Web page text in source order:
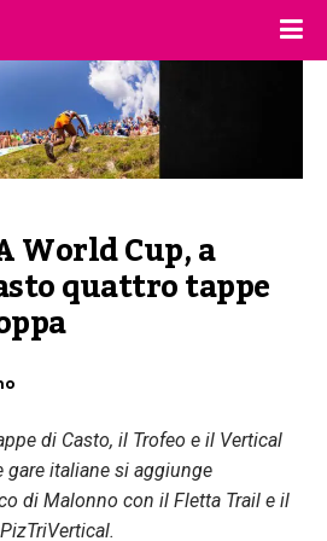
World Cup, a
quattro tappe
di Casto, il Trofeo e il Vertical
gare italiane si aggiunge
di Malonno con il Fletta Trail e il
PizTriVertical.